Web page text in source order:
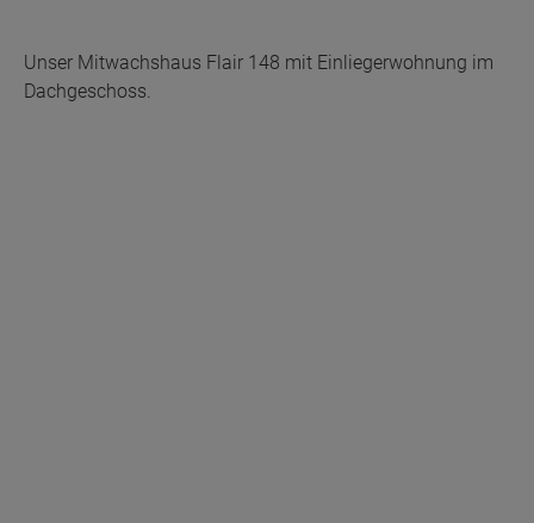
Unser Mitwachshaus Flair 148 mit Einliegerwohnung im
Dachgeschoss.